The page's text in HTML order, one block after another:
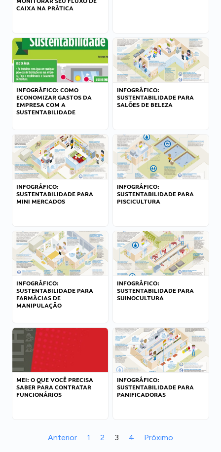
CAIXA NA PRÁTICA
INFOGRÁFICO: COMO
ECONOMIZAR GASTOS DA
EMPRESA COM A
SUSTENTABILIDADE
INFOGRÁFICO:
SUSTENTABILIDADE PARA
SALÕES DE BELEZA
INFOGRÁFICO:
SUSTENTABILIDADE PARA
MINI MERCADOS
INFOGRÁFICO:
SUSTENTABILIDADE PARA
PISCICULTURA
INFOGRÁFICO:
SUSTENTABILIDADE PARA
FARMÁCIAS DE
MANIPULAÇÃO
INFOGRÁFICO:
SUSTENTABILIDADE PARA
SUINOCULTURA
MEI: O QUE VOCÊ PRECISA
SABER PARA CONTRATAR
FUNCIONÁRIOS
INFOGRÁFICO:
SUSTENTABILIDADE PARA
PANIFICADORAS
Anterior 1 2 3 4 Próximo